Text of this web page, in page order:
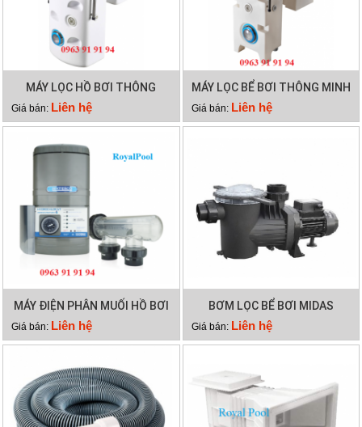
MÁY LỌC HỒ BƠI THÔNG
MINH PK 8025
Giá bán: Liên hệ
MÁY LỌC BỂ BƠI THÔNG MINH
PK 8029
Giá bán: Liên hệ
MÁY ĐIỆN PHÂN MUỐI HỒ BƠI
WATERCO HYDROCHLOR ST
2500
Giá bán: Liên hệ
BƠM LỌC BỂ BƠI MIDAS
GAMMA 26
Giá bán: Liên hệ